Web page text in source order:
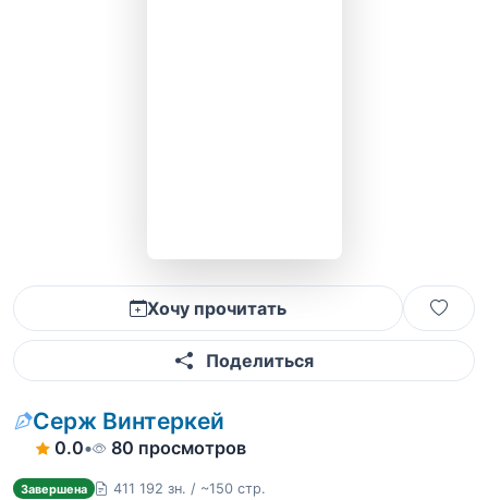
Хочу прочитать
Поделиться
Серж Винтеркей
0.0• 80 просмотров
Завершена
411 192 зн. / ~150 стр.